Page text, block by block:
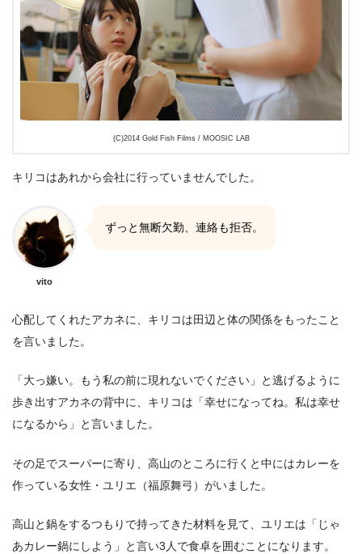
(C)2014 Gold Fish Films / MOOSIC LAB
キリコはあれから会社に行っていませんでした。
vito
ずっと無断欠勤、連絡も拒否。
心配してくれたアカネに、キリコは田辺と体の関係をもったこと
を言いました。
「大っ嫌い。もう私の前に現れないでください」と逃げるように
歩き出すアカネの背中に、キリコは「幸せになってね。私は幸せ
になるから」と言いました。
その足でスーパーに寄り、高山のところに行くと中にはカレーを
作っている女性・ユリエ（福原舞弓）がいました。
高山と鍋をするつもりで持ってきた材料を見て、ユリエは「じゃ
あカレー鍋にしよう」と言い3人で食卓を囲むことになります。